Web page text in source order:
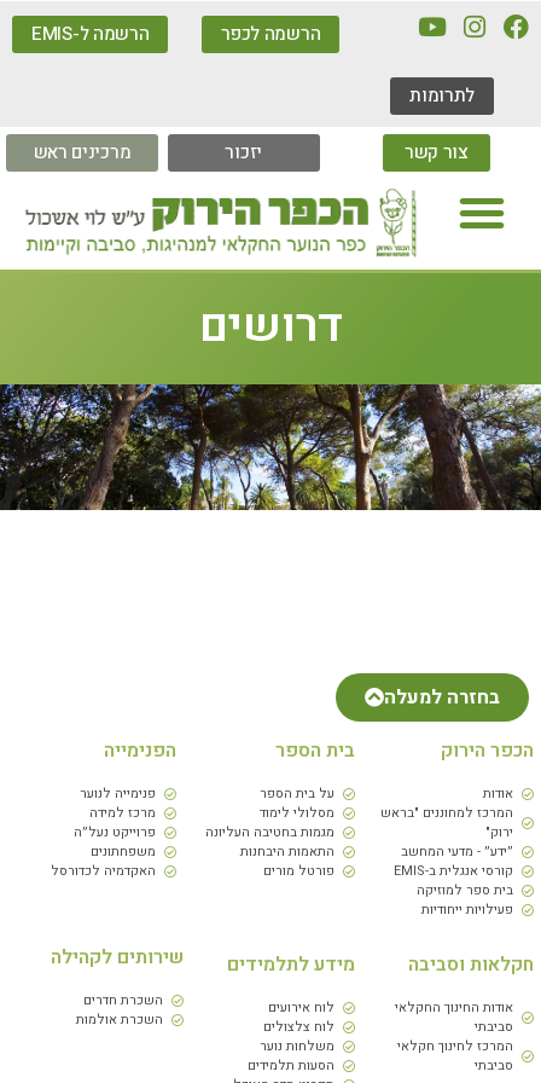
לתרומות
הרשמה לכפר הרשמה ל-EMIS
צור קשר יזכור מרכינים ראש
דרושים
בחזרה למעלה
הכפר הירוק
אודות
המרכז למחוננים "בראש
ירוק"
״ידע״ - מדעי המחשב
קורסי אנגלית ב-EMIS
בית ספר למוזיקה
פעילויות ייחודיות
בית הספר
על בית הספר
מסלולי לימוד
מגמות בחטיבה העליונה
התאמות היבחנות
פורטל מורים
הפנימייה
פנימייה לנוער
מרכז למידה
פרוייקט נעל״ה
משפחתונים
האקדמיה לכדורסל
חקלאות וסביבה
אודות החינוך החקלאי
סביבתי
המרכז לחינוך חקלאי
סביבתי
מידע לתלמידים
לוח אירועים
לוח צלצולים
משלחות נוער
הסעות תלמידים
שירותים לקהילה
השכרת חדרים
השכרת אולמות